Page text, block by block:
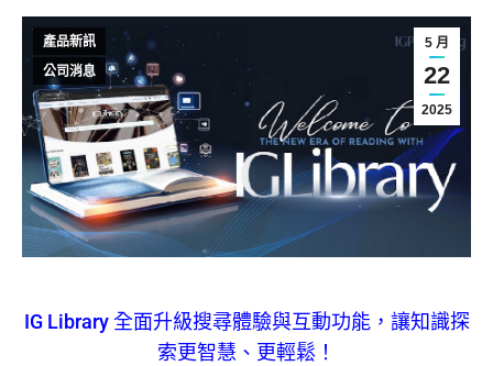
5 月
22
2025
產品新訊
公司消息
IG Library 全面升級搜尋體驗與互動功能，讓知識探
索更智慧、更輕鬆！